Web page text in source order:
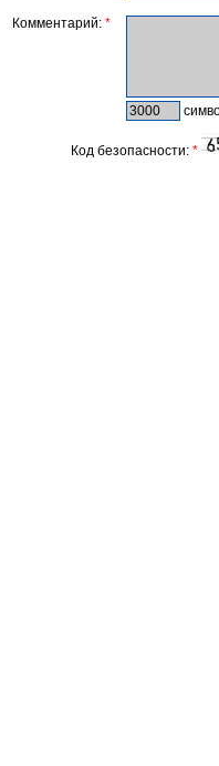
Комментарий: *
Код безопасности: *